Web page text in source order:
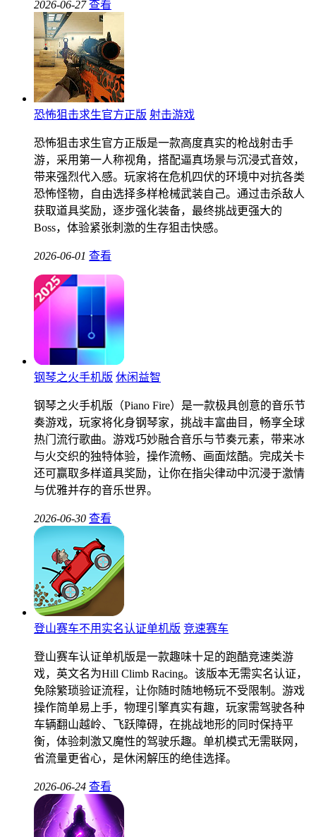
2026-06-27 查看
恐怖狙击求生官方正版 射击游戏
恐怖狙击求生官方正版是一款高度真实的枪战射击手
游，采用第一人称视角，搭配逼真场景与沉浸式音效，
带来强烈代入感。玩家将在危机四伏的环境中对抗各类
恐怖怪物，自由选择多样枪械武装自己。通过击杀敌人
获取道具奖励，逐步强化装备，最终挑战更强大的
Boss，体验紧张刺激的生存狙击快感。
2026-06-01 查看
钢琴之火手机版 休闲益智
钢琴之火手机版（Piano Fire）是一款极具创意的音乐节
奏游戏，玩家将化身钢琴家，挑战丰富曲目，畅享全球
热门流行歌曲。游戏巧妙融合音乐与节奏元素，带来冰
与火交织的独特体验，操作流畅、画面炫酷。完成关卡
还可赢取多样道具奖励，让你在指尖律动中沉浸于激情
与优雅并存的音乐世界。
2026-06-30 查看
登山赛车不用实名认证单机版 竞速赛车
登山赛车认证单机版是一款趣味十足的跑酷竞速类游
戏，英文名为Hill Climb Racing。该版本无需实名认证，
免除繁琐验证流程，让你随时随地畅玩不受限制。游戏
操作简单易上手，物理引擎真实有趣，玩家需驾驶各种
车辆翻山越岭、飞跃障碍，在挑战地形的同时保持平
衡，体验刺激又魔性的驾驶乐趣。单机模式无需联网，
省流量更省心，是休闲解压的绝佳选择。
2026-06-24 查看